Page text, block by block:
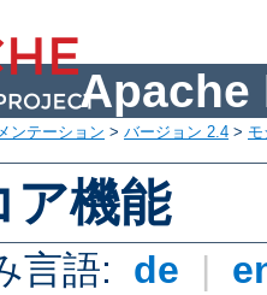
Apache
ンテーション > バージョン 2.4 >
ア機能
言語: de |